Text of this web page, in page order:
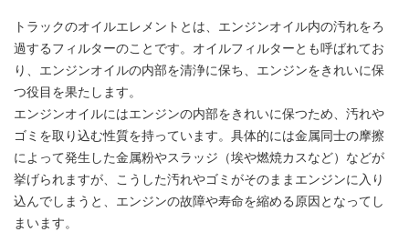
トラックのオイルエレメントとは、エンジンオイル内の汚れをろ
過するフィルターのことです。オイルフィルターとも呼ばれてお
り、エンジンオイルの内部を清浄に保ち、エンジンをきれいに保
つ役目を果たします。
エンジンオイルにはエンジンの内部をきれいに保つため、汚れや
ゴミを取り込む性質を持っています。具体的には金属同士の摩擦
によって発生した金属粉やスラッジ（埃や燃焼カスなど）などが
挙げられますが、こうした汚れやゴミがそのままエンジンに入り
込んでしまうと、エンジンの故障や寿命を縮める原因となってし
まいます。